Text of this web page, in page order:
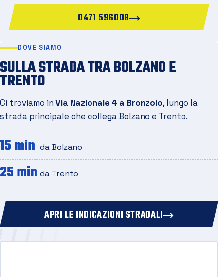
0471 596008
DOVE SIAMO
SULLA STRADA TRA BOLZANO E
TRENTO
Ci troviamo in Via Nazionale 4 a Bronzolo, lungo la
strada principale che collega Bolzano e Trento.
15 min da Bolzano
25 min da Trento
APRI LE INDICAZIONI STRADALI